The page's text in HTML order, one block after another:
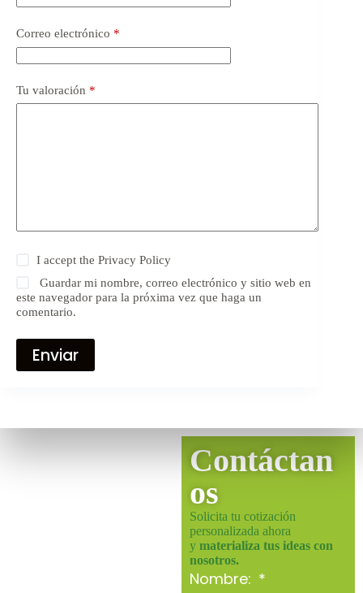
Correo electrónico *
Tu valoración *
I accept thePrivacy Policy
Guardar mi nombre, correo electrónico y sitio web en
este navegador para la próxima vez que haga un
comentario.
Enviar
Contáctan
os
Solicita tu cotización
personalizada ahora
y materializa tus ideas con
nosotros.
Nombre: